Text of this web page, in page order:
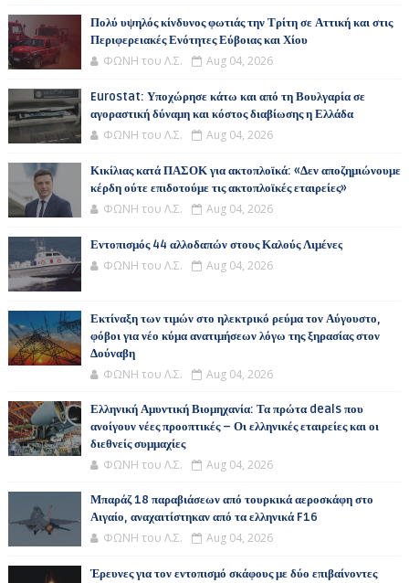
Πολύ υψηλός κίνδυνος φωτιάς την Τρίτη σε Αττική και στις
Περιφερειακές Ενότητες Εύβοιας και Χίου
ΦΩΝΗ του Λ.Σ. Aug 04, 2026
Eurostat: Υποχώρησε κάτω και από τη Βουλγαρία σε
αγοραστική δύναμη και κόστος διαβίωσης η Ελλάδα
ΦΩΝΗ του Λ.Σ. Aug 04, 2026
Κικίλιας κατά ΠΑΣΟΚ για ακτοπλοϊκά: «Δεν αποζημιώνουμε
κέρδη ούτε επιδοτούμε τις ακτοπλοϊκές εταιρείες»
ΦΩΝΗ του Λ.Σ. Aug 04, 2026
Εντοπισμός 44 αλλοδαπών στους Καλούς Λιμένες
ΦΩΝΗ του Λ.Σ. Aug 04, 2026
Εκτίναξη των τιμών στο ηλεκτρικό ρεύμα τον Αύγουστο,
φόβοι για νέο κύμα ανατιμήσεων λόγω της ξηρασίας στον
Δούναβη
ΦΩΝΗ του Λ.Σ. Aug 04, 2026
Ελληνική Αμυντική Βιομηχανία: Τα πρώτα deals που
ανοίγουν νέες προοπτικές – Οι ελληνικές εταιρείες και οι
διεθνείς συμμαχίες
ΦΩΝΗ του Λ.Σ. Aug 04, 2026
Μπαράζ 18 παραβιάσεων από τουρκικά αεροσκάφη στο
Αιγαίο, αναχαιτίστηκαν από τα ελληνικά F16
ΦΩΝΗ του Λ.Σ. Aug 04, 2026
Έρευνες για τον εντοπισμό σκάφους με δύο επιβαίνοντες